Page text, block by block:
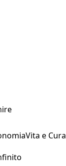
Vita e Cura